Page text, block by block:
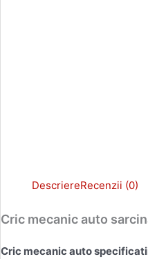
DescriereRecenzii (0)
Cric mecanic auto
Cric mecanic auto